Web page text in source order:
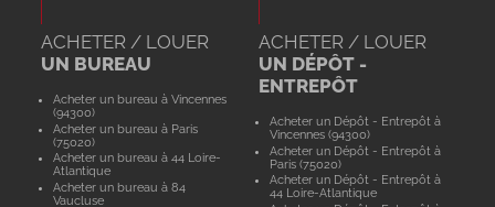
ACHETER / LOUER
UN BUREAU
Acheter un bureau à Vincennes
(94300)
Acheter un bureau à Paris
(75020)
Acheter un bureau à 44 Loire-
Atlantique
Acheter un bureau à 84
Vaucluse
ACHETER / LOUER
UN DÉPÔT -
ENTREPÔT
Acheter un Dépôt - Entrepôt à
Vincennes (94300)
Acheter un Dépôt - Entrepôt à
Paris (75020)
Acheter un Dépôt - Entrepôt à
44 Loire-Atlantique